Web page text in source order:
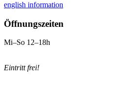
english information
Öffnungszeiten
Mi–So 12–18h
Eintritt frei!